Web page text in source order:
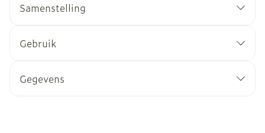
Samenstelling
Gebruik
Gegevens